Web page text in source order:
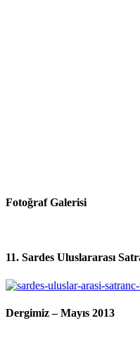
Fotoğraf Galerisi
11. Sardes Uluslararası
Dergimiz – Mayıs 2013